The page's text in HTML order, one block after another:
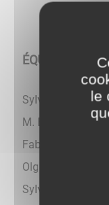
ÉQUIPE
Sylvie VOILLY -
M. BELAUBRE -
Fabienne
Olga AUBIN -
Sylviane
le